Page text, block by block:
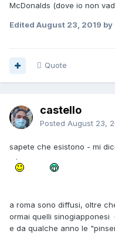
McDonalds (dove io non
Edited August 23, 2019 by
Quote
castello
Posted August 23,
sapete che esistono - mi
a roma sono diffusi, oltre
ormai quelli
e da qualche anno le